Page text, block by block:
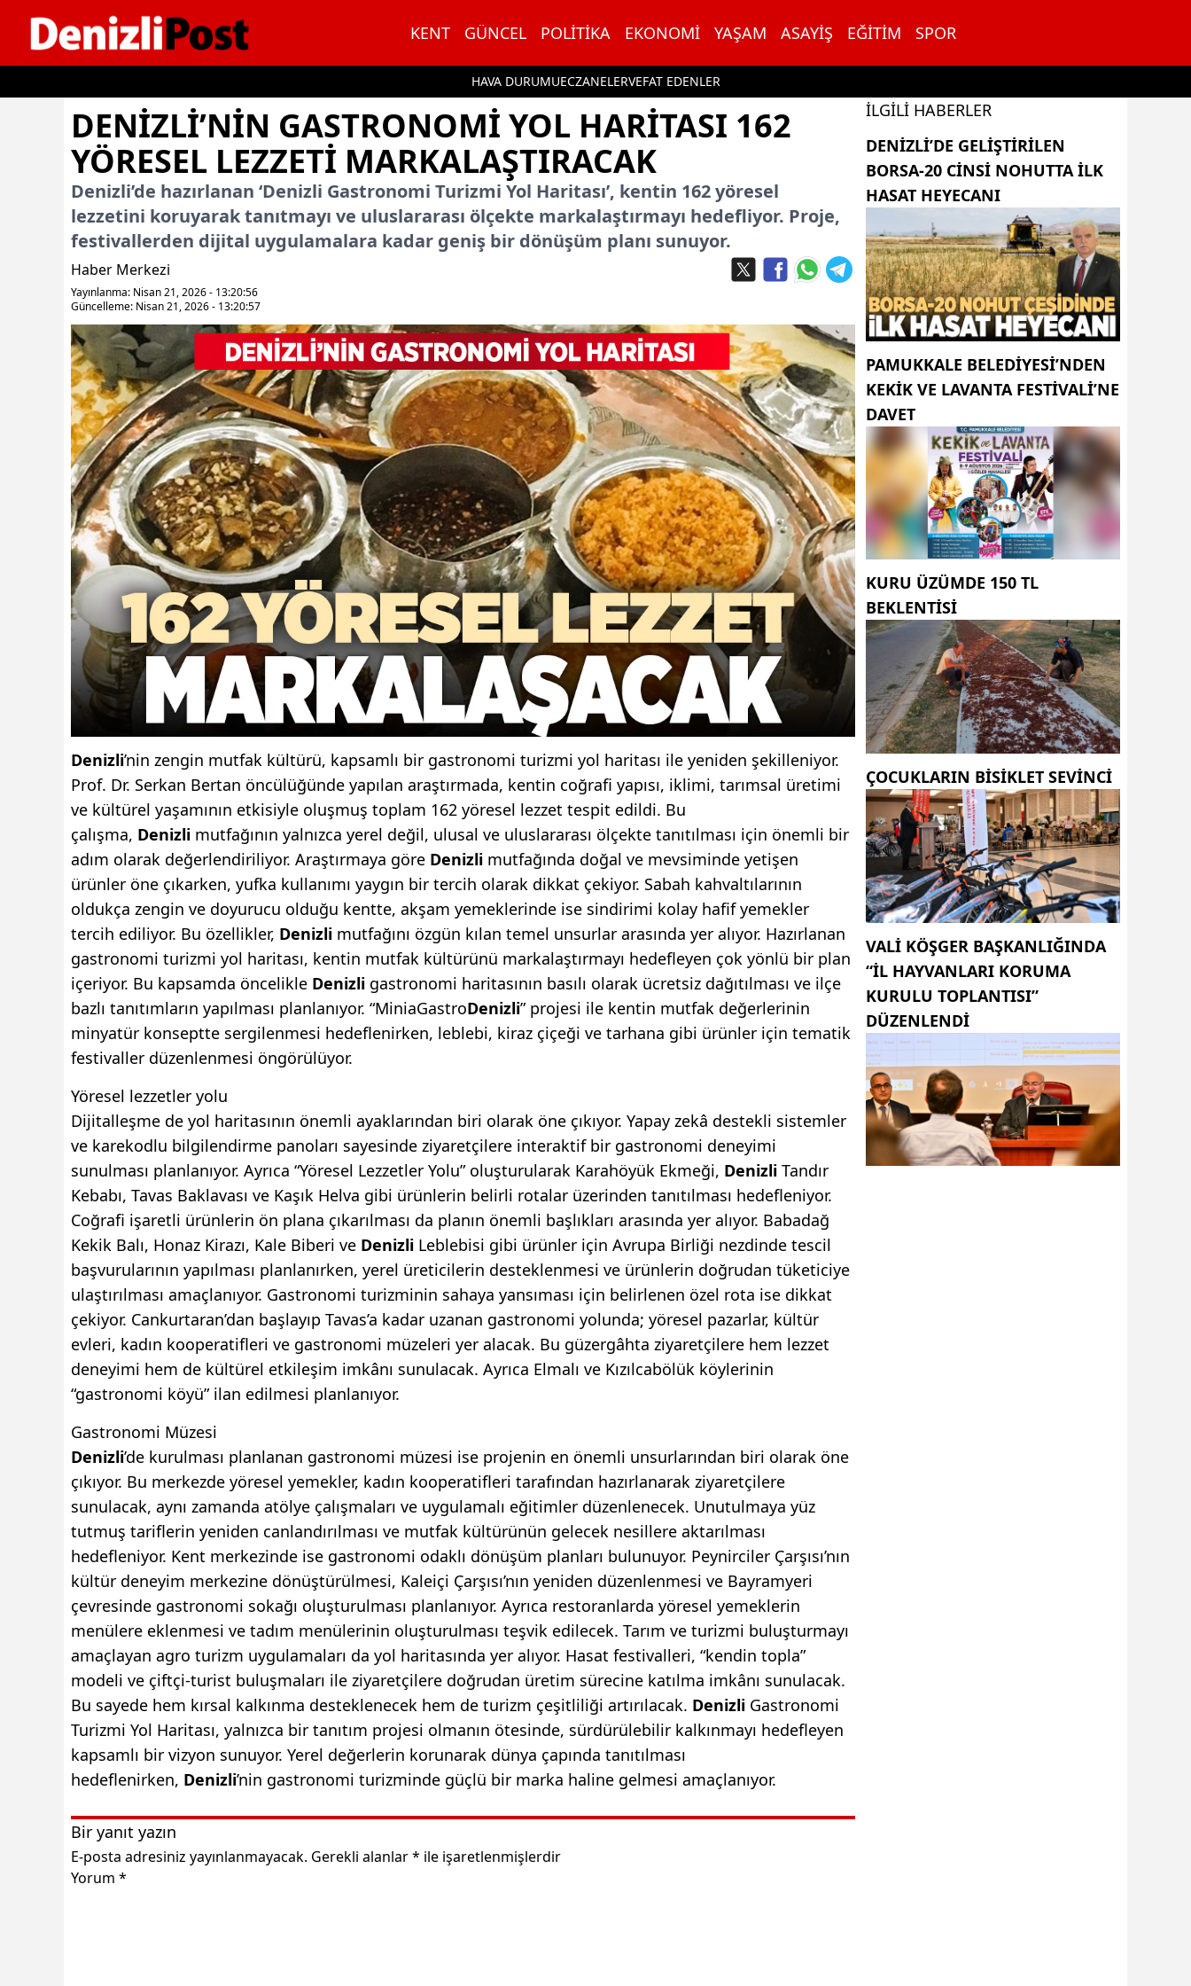
KENT GÜNCEL POLITIKA EKONOMI YAŞAM ASAYIŞ EĞITIM SPOR
HAVA DURUMUECZANELERVEFAT EDENLER
İçeriğe geç
DENIZLI’NIN GASTRONOMI YOL HARITASI 162
YÖRESEL LEZZETI MARKALAŞTIRACAK
Denizli’de hazırlanan ‘Denizli Gastronomi Turizmi Yol Haritası’, kentin 162 yöresel
lezzetini koruyarak tanıtmayı ve uluslararası ölçekte markalaştırmayı hedefliyor. Proje,
festivallerden dijital uygulamalara kadar geniş bir dönüşüm planı sunuyor.
Haber Merkezi
Yayınlanma: Nisan 21, 2026 - 13:20:56
Güncelleme: Nisan 21, 2026 - 13:20:57
Denizli’nin zengin mutfak kültürü, kapsamlı bir gastronomi turizmi yol haritası ile yeniden şekilleniyor.
Prof. Dr. Serkan Bertan öncülüğünde yapılan araştırmada, kentin coğrafi yapısı, iklimi, tarımsal üretimi
ve kültürel yaşamının etkisiyle oluşmuş toplam 162 yöresel lezzet tespit edildi. Bu
çalışma, Denizli mutfağının yalnızca yerel değil, ulusal ve uluslararası ölçekte tanıtılması için önemli bir
adım olarak değerlendiriliyor. Araştırmaya göre Denizli mutfağında doğal ve mevsiminde yetişen
ürünler öne çıkarken, yufka kullanımı yaygın bir tercih olarak dikkat çekiyor. Sabah kahvaltılarının
oldukça zengin ve doyurucu olduğu kentte, akşam yemeklerinde ise sindirimi kolay hafif yemekler
tercih ediliyor. Bu özellikler, Denizli mutfağını özgün kılan temel unsurlar arasında yer alıyor. Hazırlanan
gastronomi turizmi yol haritası, kentin mutfak kültürünü markalaştırmayı hedefleyen çok yönlü bir plan
içeriyor. Bu kapsamda öncelikle Denizli gastronomi haritasının basılı olarak ücretsiz dağıtılması ve ilçe
bazlı tanıtımların yapılması planlanıyor. “MiniaGastroDenizli” projesi ile kentin mutfak değerlerinin
minyatür konseptte sergilenmesi hedeflenirken, leblebi, kiraz çiçeği ve tarhana gibi ürünler için tematik
festivaller düzenlenmesi öngörülüyor.
Yöresel lezzetler yolu
Dijitalleşme de yol haritasının önemli ayaklarından biri olarak öne çıkıyor. Yapay zekâ destekli sistemler
ve karekodlu bilgilendirme panoları sayesinde ziyaretçilere interaktif bir gastronomi deneyimi
sunulması planlanıyor. Ayrıca “Yöresel Lezzetler Yolu” oluşturularak Karahöyük Ekmeği, Denizli Tandır
Kebabı, Tavas Baklavası ve Kaşık Helva gibi ürünlerin belirli rotalar üzerinden tanıtılması hedefleniyor.
Coğrafi işaretli ürünlerin ön plana çıkarılması da planın önemli başlıkları arasında yer alıyor. Babadağ
Kekik Balı, Honaz Kirazı, Kale Biberi ve Denizli Leblebisi gibi ürünler için Avrupa Birliği nezdinde tescil
başvurularının yapılması planlanırken, yerel üreticilerin desteklenmesi ve ürünlerin doğrudan tüketiciye
ulaştırılması amaçlanıyor. Gastronomi turizminin sahaya yansıması için belirlenen özel rota ise dikkat
çekiyor. Cankurtaran’dan başlayıp Tavas’a kadar uzanan gastronomi yolunda; yöresel pazarlar, kültür
evleri, kadın kooperatifleri ve gastronomi müzeleri yer alacak. Bu güzergâhta ziyaretçilere hem lezzet
deneyimi hem de kültürel etkileşim imkânı sunulacak. Ayrıca Elmalı ve Kızılcabölük köylerinin
“gastronomi köyü” ilan edilmesi planlanıyor.
Gastronomi Müzesi
Denizli’de kurulması planlanan gastronomi müzesi ise projenin en önemli unsurlarından biri olarak öne
çıkıyor. Bu merkezde yöresel yemekler, kadın kooperatifleri tarafından hazırlanarak ziyaretçilere
sunulacak, aynı zamanda atölye çalışmaları ve uygulamalı eğitimler düzenlenecek. Unutulmaya yüz
tutmuş tariflerin yeniden canlandırılması ve mutfak kültürünün gelecek nesillere aktarılması
hedefleniyor. Kent merkezinde ise gastronomi odaklı dönüşüm planları bulunuyor. Peynirciler Çarşısı’nın
kültür deneyim merkezine dönüştürülmesi, Kaleiçi Çarşısı’nın yeniden düzenlenmesi ve Bayramyeri
çevresinde gastronomi sokağı oluşturulması planlanıyor. Ayrıca restoranlarda yöresel yemeklerin
menülere eklenmesi ve tadım menülerinin oluşturulması teşvik edilecek. Tarım ve turizmi buluşturmayı
amaçlayan agro turizm uygulamaları da yol haritasında yer alıyor. Hasat festivalleri, “kendin topla”
modeli ve çiftçi-turist buluşmaları ile ziyaretçilere doğrudan üretim sürecine katılma imkânı sunulacak.
Bu sayede hem kırsal kalkınma desteklenecek hem de turizm çeşitliliği artırılacak. Denizli Gastronomi
Turizmi Yol Haritası, yalnızca bir tanıtım projesi olmanın ötesinde, sürdürülebilir kalkınmayı hedefleyen
kapsamlı bir vizyon sunuyor. Yerel değerlerin korunarak dünya çapında tanıtılması
hedeflenirken, Denizli’nin gastronomi turizminde güçlü bir marka haline gelmesi amaçlanıyor.
Bir yanıt yazın
E-posta adresiniz yayınlanmayacak. Gerekli alanlar* ile işaretlenmişlerdir
Yorum *
İLGILI HABERLER
DENIZLI’DE GELIŞTIRILEN
BORSA-20 CINSI NOHUTTA ILK
HASAT HEYECANI
PAMUKKALE BELEDIYESI’NDEN
KEKIK VE LAVANTA FESTIVALI’NE
DAVET
KURU ÜZÜMDE 150 TL
BEKLENTISI
ÇOCUKLARIN BISIKLET SEVINCI
VALI KÖŞGER BAŞKANLIĞINDA
“İL HAYVANLARI KORUMA
KURULU TOPLANTISI”
DÜZENLENDI